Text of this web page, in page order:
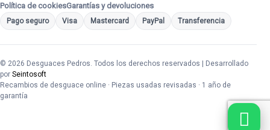
Política de cookiesGarantías y devoluciones
Pago seguro Visa Mastercard PayPal Transferencia
© 2026 Desguaces Pedros. Todos los derechos reservados | Desarrollado
por Seintosoft
Recambios de desguace online · Piezas usadas revisadas · 1 año de
garantía